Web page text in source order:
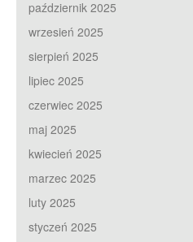
październik 2025
wrzesień 2025
sierpień 2025
lipiec 2025
czerwiec 2025
maj 2025
kwiecień 2025
marzec 2025
luty 2025
styczeń 2025